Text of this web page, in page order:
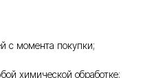
с момента покупки;
химической обработке;